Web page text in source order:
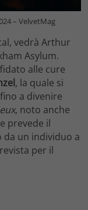
– VelvetMag
vedrà Arthur
Asylum.
alle cure
, la quale si
fino a divenire
, noto anche
prevede il
un individuo a
per il